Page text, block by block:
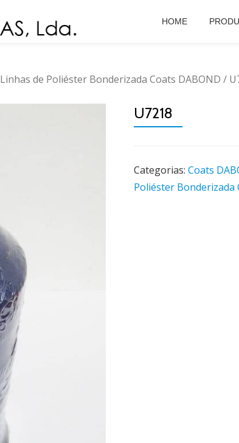
HOME
Linhas de Poliéster Bonderizada Coats DABOND /
U7218
Categorias: Coats
Poliéster Bonderizada